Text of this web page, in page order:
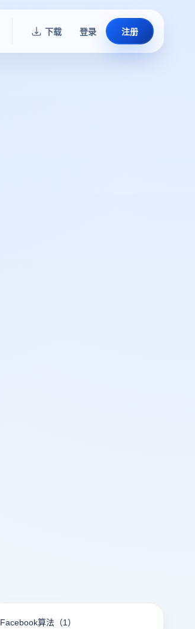
下载 登录 注册
Facebook算法 （1）